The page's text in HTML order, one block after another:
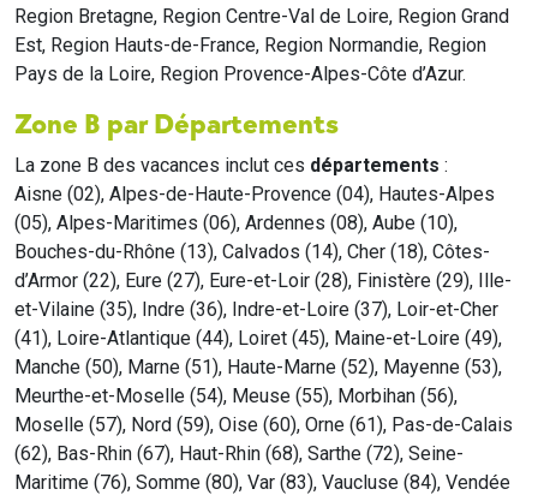
Region Bretagne, Region Centre-Val de Loire, Region Grand
Est, Region Hauts-de-France, Region Normandie, Region
Pays de la Loire, Region Provence-Alpes-Côte d’Azur.
Zone B par Départements
La zone B des vacances inclut ces départements :
Aisne (02), Alpes-de-Haute-Provence (04), Hautes-Alpes
(05), Alpes-Maritimes (06), Ardennes (08), Aube (10),
Bouches-du-Rhône (13), Calvados (14), Cher (18), Côtes-
d’Armor (22), Eure (27), Eure-et-Loir (28), Finistère (29), Ille-
et-Vilaine (35), Indre (36), Indre-et-Loire (37), Loir-et-Cher
(41), Loire-Atlantique (44), Loiret (45), Maine-et-Loire (49),
Manche (50), Marne (51), Haute-Marne (52), Mayenne (53),
Meurthe-et-Moselle (54), Meuse (55), Morbihan (56),
Moselle (57), Nord (59), Oise (60), Orne (61), Pas-de-Calais
(62), Bas-Rhin (67), Haut-Rhin (68), Sarthe (72), Seine-
Maritime (76), Somme (80), Var (83), Vaucluse (84), Vendée